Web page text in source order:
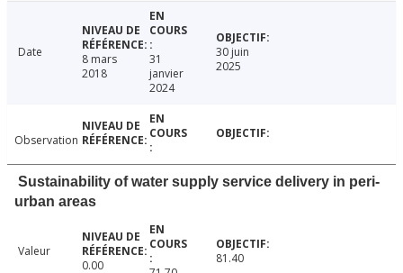
Date
8 mars
2018
31
janvier
2024
30 juin
2025
Observation
Sustainability of water supply service delivery in peri-
urban areas
Valeur
0.00
81.40